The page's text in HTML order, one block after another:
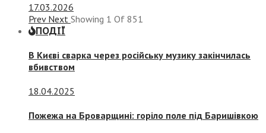
17.03.2026
Prev Next Showing 1 Of 851
ПОДІЇ
В Києві сварка через російську музику закінчилась
вбивством
18.04.2025
Пожежа на Броварщині: горіло поле під Баришівкою